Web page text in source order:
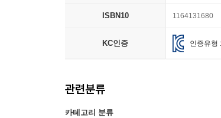
ISBN10 1164131680
KC인증 인증유형
관련분류
카테고리 분류